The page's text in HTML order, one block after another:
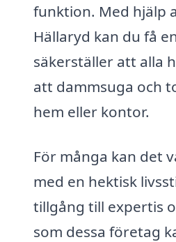
funktion. Med hjälp
Hällaryd kan du få
säkerställer att alla
att dammsuga och
hem eller kontor.
För många kan det
med en hektisk
tillgång till expertis
som dessa företag